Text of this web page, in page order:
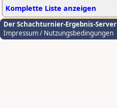
Komplette Liste anzeigen
Der Schachturnier-Ergebnis-Server
Impressum / Nutzungsbedingungen